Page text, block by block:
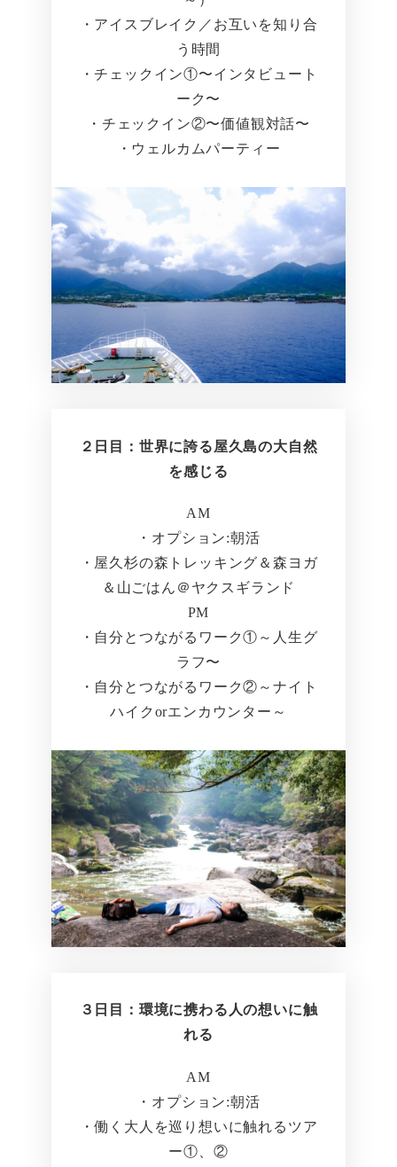
・アイスブレイク／お互いを知り合
う時間
・チェックイン①〜インタビュート
ーク〜
・チェックイン②〜価値観対話〜
・ウェルカムパーティー
２日目：世界に誇る屋久島の大自然
を感じる
AM
・オプション:朝活
・屋久杉の森トレッキング＆森ヨガ
＆山ごはん＠ヤクスギランド
PM
・自分とつながるワーク①～人生グ
ラフ〜
・自分とつながるワーク②～ナイト
ハイクorエンカウンター～
３日目：環境に携わる人の想いに触
れる
AM
・オプション:朝活
・働く大人を巡り想いに触れるツア
ー①、②